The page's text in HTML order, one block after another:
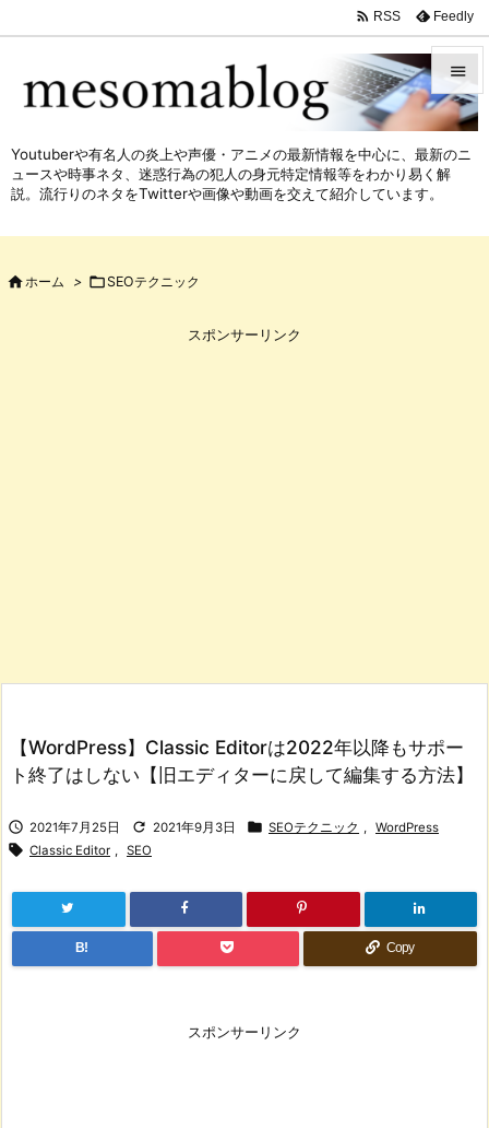



 RSS Feedly
Youtuberや有名人の炎上や声優・アニメの最新情報を中心に、最新のニ
ュースや時事ネタ、迷惑行為の犯人の身元特定情報等をわかり易く解
説。流行りのネタをTwitterや画像や動画を交えて紹介しています。
 ホーム >  SEOテクニック
スポンサーリンク
【WordPress】Classic Editorは2022年以降もサポー
ト終了はしない【旧エディターに戻して編集する方法】
 2021年7月25日  2021年9月3日  SEOテクニック , WordPress
 Classic Editor , SEO
B! Copy
スポンサーリンク